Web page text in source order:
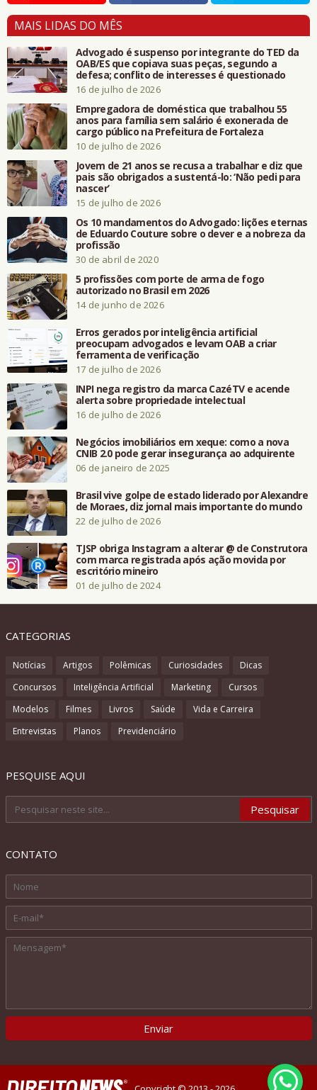
MAIS LIDAS DO MÊS
Advogado é suspenso por integrante do TED da
OAB/ES que copiava suas peças, segundo a
defesa; conflito de interesses é questionado
16 de julho de 2026
Empregadora de doméstica que trabalhou 55
anos para família sem salário é exonerada de
cargo público na Prefeitura de Fortaleza
10 de julho de 2026
Jovem de 21 anos se recusa a trabalhar e diz que
pais são obrigados a sustentá-lo: ‘Não pedi para
nascer’
15 de julho de 2026
Os 10 mandamentos do Advogado: lições eternas
de Eduardo Couture sobre o dever e a nobreza da
profissão
30 de abril de 2020
5 profissões com porte de arma de fogo
autorizado no Brasil em 2026
14 de junho de 2026
Erros gerados por inteligência artificial
preocupam advogados e levam OAB a criar
ferramenta de verificação
17 de julho de 2026
INPI nega registro da marca CazéTV e acende
alerta sobre propriedade intelectual
16 de julho de 2026
Negócios imobiliários em xeque: como a nova
CNIB 2.0 pode gerar insegurança ao adquirente
06 de janeiro de 2025
Brasil vive golpe de estado liderado por Alexandre
de Moraes, diz jornal mais importante do mundo
22 de julho de 2026
TJSP obriga Instagram a alterar @ de Construtora
com marca registrada após ação movida por
escritório mineiro
01 de julho de 2024
CATEGORIAS
Notícias Artigos Polêmicas Curiosidades
Dicas
Concursos
Inteligência Artificial Marketing
Cursos
Modelos
Filmes Livros Saúde
Vida e Carreira
Entrevistas
Planos Previdenciário
PESQUISE AQUI
CONTATO